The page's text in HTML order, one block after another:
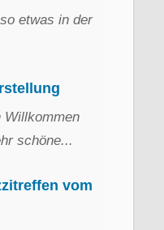
etwas in der
Willkommen
schöne...
vom